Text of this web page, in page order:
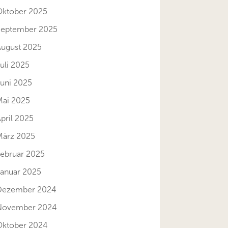
2025
2025
2025
2025
2025
2025
2025
2025
2025
2025
2024
2024
2024